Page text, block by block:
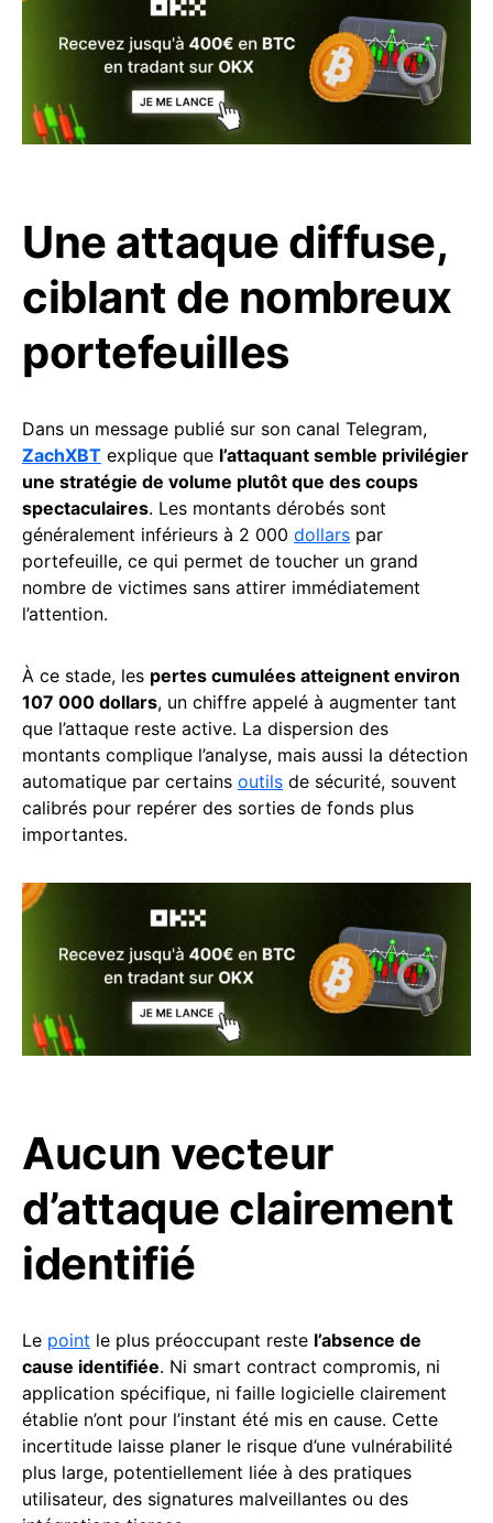
Une attaque diffuse,
ciblant de nombreux
portefeuilles
Dans un message publié sur son canal Telegram,
ZachXBT explique que l’attaquant semble privilégier
une stratégie de volume plutôt que des coups
spectaculaires. Les montants dérobés sont
généralement inférieurs à 2 000 dollars par
portefeuille, ce qui permet de toucher un grand
nombre de victimes sans attirer immédiatement
l’attention.
À ce stade, les pertes cumulées atteignent environ
107 000 dollars, un chiffre appelé à augmenter tant
que l’attaque reste active. La dispersion des
montants complique l’analyse, mais aussi la détection
automatique par certains outils de sécurité, souvent
calibrés pour repérer des sorties de fonds plus
importantes.
Aucun vecteur
d’attaque clairement
identifié
Le point le plus préoccupant reste l’absence de
cause identifiée. Ni smart contract compromis, ni
application spécifique, ni faille logicielle clairement
établie n’ont pour l’instant été mis en cause. Cette
incertitude laisse planer le risque d’une vulnérabilité
plus large, potentiellement liée à des pratiques
utilisateur, des signatures malveillantes ou des